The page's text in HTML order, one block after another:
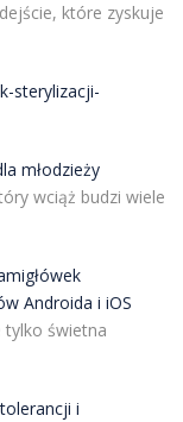
które zyskuje
sterylizacji-
młodzieży
wciąż budzi wiele
Androida i iOS
tylko świetna
i